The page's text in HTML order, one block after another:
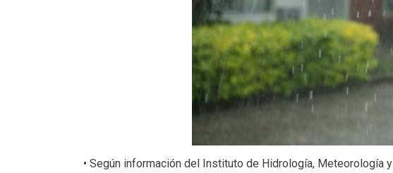
• Según información del Instituto de Hidrología, Meteorología